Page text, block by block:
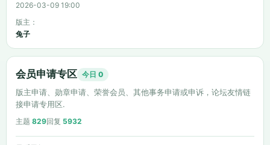
2026-03-09 19:00
版主：
兔子
会员申请专区 今日 0
版主申请、勋章申请、荣誉会员、其他事务申请或申诉，论坛友情链
接申请专用区.
主题 829回复 5932